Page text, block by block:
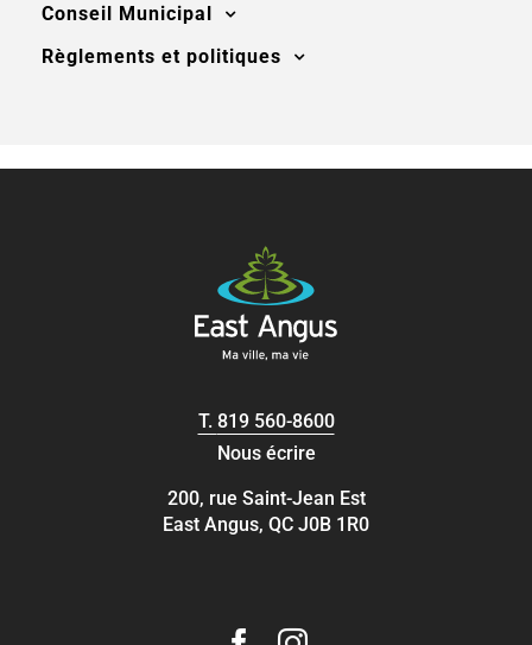
Conseil Municipal
Règlements et politiques
T. 819 560-8600
Nous écrire
200, rue Saint-Jean Est
East Angus, QC J0B 1R0